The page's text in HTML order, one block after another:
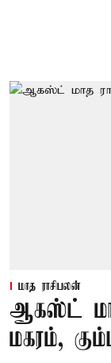
மாத ராசிபலன்
ஆகஸ்ட்
மகரம்,